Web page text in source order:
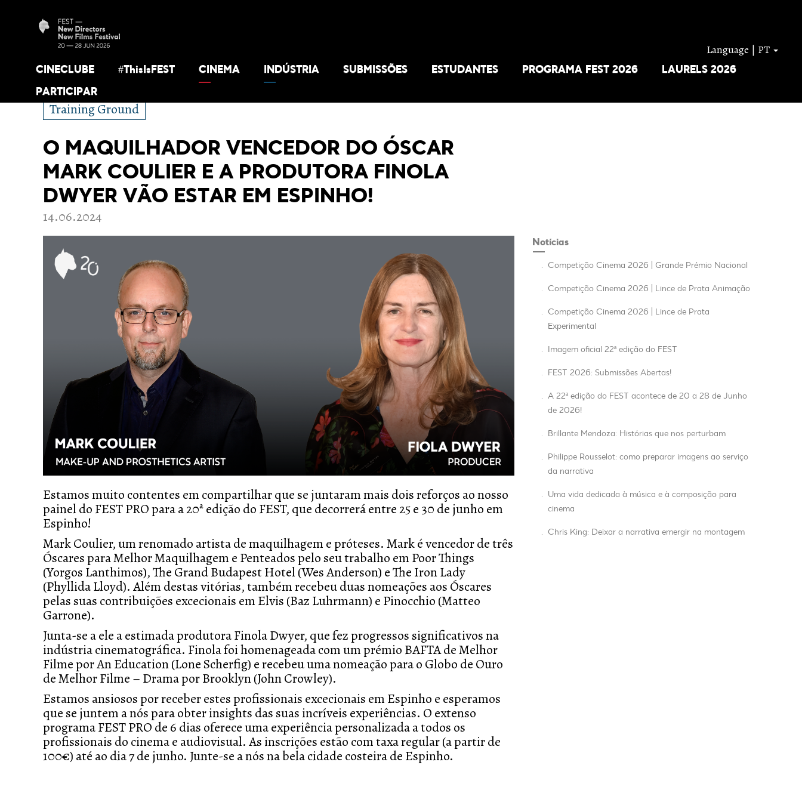
CINECLUBE #ThisIsFEST CINEMA INDÚSTRIA SUBMISSÕES ESTUDANTES PROGRAMA FEST 2026
LAURELS 2026
PARTICIPAR
Language | PT
Training Ground
O MAQUILHADOR VENCEDOR DO ÓSCAR
MARK COULIER E A PRODUTORA FINOLA
DWYER VÃO ESTAR EM ESPINHO!
14.06.2024
Estamos muito contentes em compartilhar que se juntaram mais dois reforços ao nosso
painel do FEST PRO para a 20ª edição do FEST, que decorrerá entre 25 e 30 de junho em
Espinho!
Mark Coulier, um renomado artista de maquilhagem e próteses. Mark é vencedor de três
Óscares para Melhor Maquilhagem e Penteados pelo seu trabalho em Poor Things
(Yorgos Lanthimos), The Grand Budapest Hotel (Wes Anderson) e The Iron Lady
(Phyllida Lloyd). Além destas vitórias, também recebeu duas nomeações aos Óscares
pelas suas contribuições excecionais em Elvis (Baz Luhrmann) e Pinocchio (Matteo
Garrone).
Junta-se a ele a estimada produtora Finola Dwyer, que fez progressos significativos na
indústria cinematográfica. Finola foi homenageada com um prémio BAFTA de Melhor
Filme por An Education (Lone Scherfig) e recebeu uma nomeação para o Globo de Ouro
de Melhor Filme – Drama por Brooklyn (John Crowley).
Estamos ansiosos por receber estes profissionais excecionais em Espinho e esperamos
que se juntem a nós para obter insights das suas incríveis experiências. O extenso
programa FEST PRO de 6 dias oferece uma experiência personalizada a todos os
profissionais do cinema e audiovisual. As inscrições estão com taxa regular (a partir de
100€) até ao dia 7 de junho. Junte-se a nós na bela cidade costeira de Espinho.
Notícias
. Competição Cinema 2026 | Grande Prémio Nacional
. Competição Cinema 2026 | Lince de Prata Animação
.
Competição Cinema 2026 | Lince de Prata
Experimental
. Imagem oficial 22ª edição do FEST
. FEST 2026: Submissões Abertas!
. A 22ª edição do FEST acontece de 20 a 28 de Junho
de 2026!
. Brillante Mendoza: Histórias que nos perturbam
.
Philippe Rousselot: como preparar imagens ao serviço
da narrativa
.
Uma vida dedicada à música e à composição para
cinema
. Chris King: Deixar a narrativa emergir na montagem